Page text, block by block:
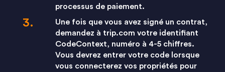
processus de paiement.
Une fois que vous avez signé un contrat,
demandez à trip.com votre identifiant
CodeContext, numéro à 4-5 chiffres.
Vous devrez entrer votre code lorsque
vous connecterez vos propriétés pour